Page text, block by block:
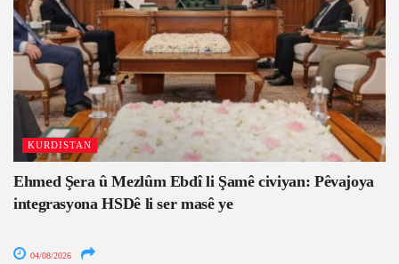
KURDISTAN
Ehmed Şera û Mezlûm Ebdî li Şamê civiyan: Pêvajoya
integrasyona HSDê li ser masê ye
04/08/2026